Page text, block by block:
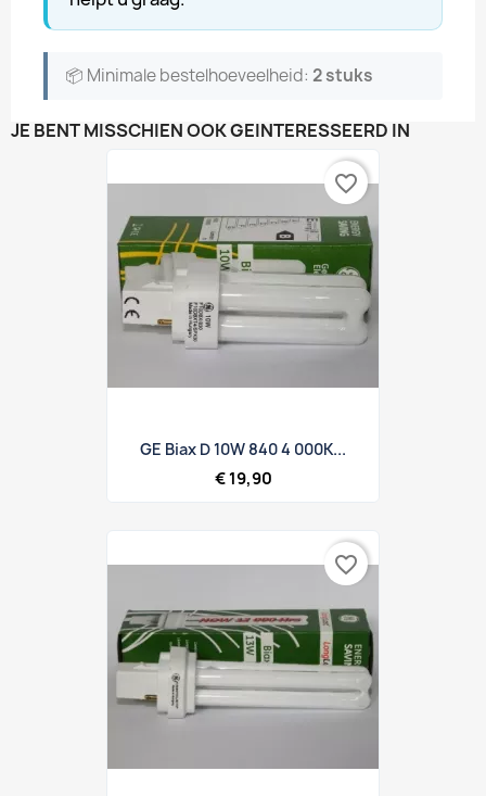
📦 Minimale bestelhoeveelheid: 2 stuks
JE BENT MISSCHIEN OOK GEÏNTERESSEERD IN
GE Biax D 10W 840 4 000K...
€ 19,90
favorite_border
favorite_border